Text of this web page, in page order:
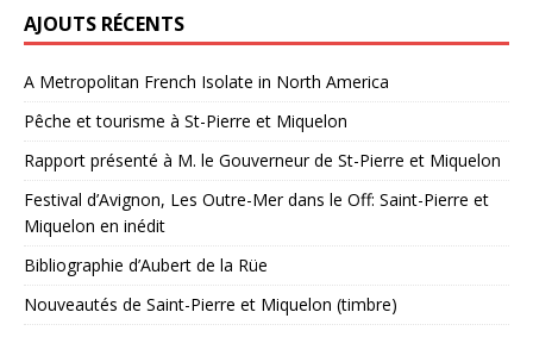
AJOUTS RÉCENTS
A Metropolitan French Isolate in North America
Pêche et tourisme à St-Pierre et Miquelon
Rapport présenté à M. le Gouverneur de St-Pierre et Miquelon
Festival d’Avignon, Les Outre-Mer dans le Off: Saint-Pierre et
Miquelon en inédit
Bibliographie d’Aubert de la Rüe
Nouveautés de Saint-Pierre et Miquelon (timbre)